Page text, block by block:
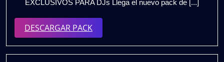
2026
2026
EXCLUSIVOS PARA DJs Llega el nuevo pack de [...]
DESCARGAR PACKDESCARGAR
PACK